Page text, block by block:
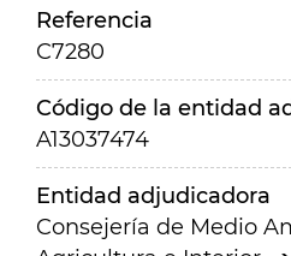
Referencia
C7280
Código de la entidad
A13037474
Entidad adjudicadora
Consejería de Medio